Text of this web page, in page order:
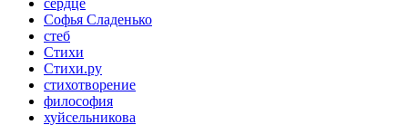
Софья Сладенько
стеб
Стихи
Стихи.ру
стихотворение
философия
хуйсельникова